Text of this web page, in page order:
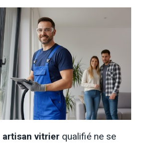
artisan vitrier qualifié ne se